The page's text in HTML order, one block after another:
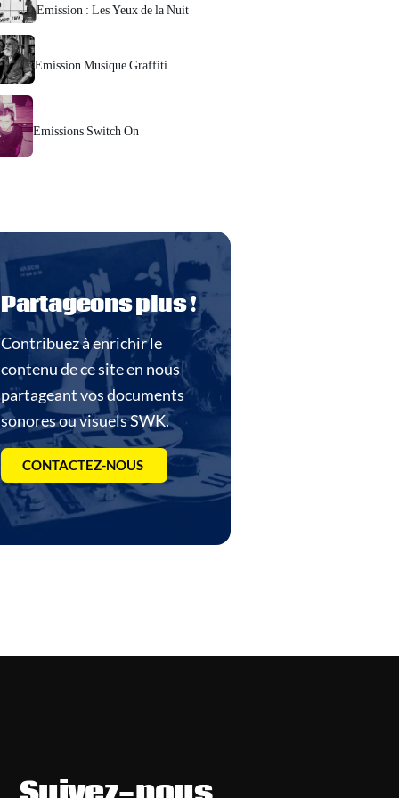
Emis­sion : Les Yeux de la Nuit
Emis­sion Musique Graffiti
Emis­sions Switch On
Partageons plus !
Contri­buez à enri­chir le
conte­nu de ce site en nous
par­ta­geant vos docu­ments
sonores ou visuels SWK.
CONTACTEZ-NOUS